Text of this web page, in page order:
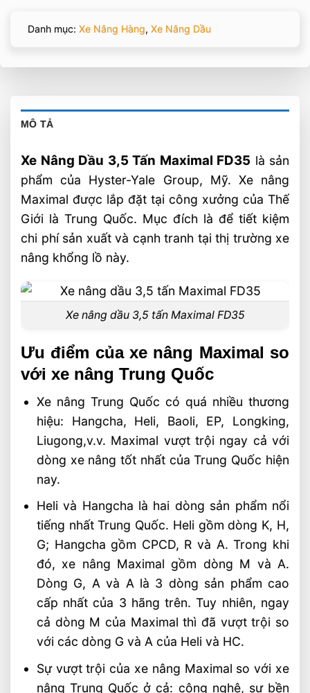
Danh mục: Xe Nâng Hàng, Xe Nâng Dầu
MÔ TẢ
Xe Nâng Dầu 3,5 Tấn Maximal FD35 là sản
phẩm của Hyster-Yale Group, Mỹ. Xe nâng
Maximal được lắp đặt tại công xưởng của Thế
Giới là Trung Quốc. Mục đích là để tiết kiệm
chi phí sản xuất và cạnh tranh tại thị trường xe
nâng khổng lồ này.
Xe nâng dầu 3,5 tấn Maximal FD35
Ưu điểm của xe nâng Maximal so
với xe nâng Trung Quốc
Xe nâng Trung Quốc có quá nhiều thương
hiệu: Hangcha, Heli, Baoli, EP, Longking,
Liugong,v.v. Maximal vượt trội ngay cả với
dòng xe nâng tốt nhất của Trung Quốc hiện
nay.
Heli và Hangcha là hai dòng sản phẩm nổi
tiếng nhất Trung Quốc. Heli gồm dòng K, H,
G; Hangcha gồm CPCD, R và A. Trong khi
đó, xe nâng Maximal gồm dòng M và A.
Dòng G, A và A là 3 dòng sản phẩm cao
cấp nhất của 3 hãng trên. Tuy nhiên, ngay
cả dòng M của Maximal thì đã vượt trội so
với các dòng G và A của Heli và HC.
Sự vượt trội của xe nâng Maximal so với xe
nâng Trung Quốc ở cả: công nghệ, sự bền